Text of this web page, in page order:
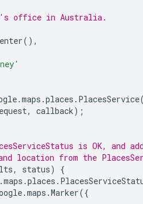
office in Australia.
(),
.maps .places . PlacesService
, callback);
is OK, and
location from the
, status)
{
.maps .places .
.maps .Marker({